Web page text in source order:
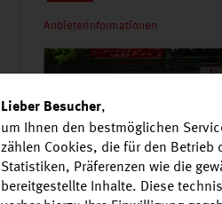
Anbieterinformationen
Lieber Besucher,
um Ihnen den bestmöglichen
zählen Cookies, die für den
Statistiken, Präferenzen wie die
bereitgestellte Inhalte. Diese